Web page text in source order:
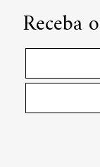
Receba